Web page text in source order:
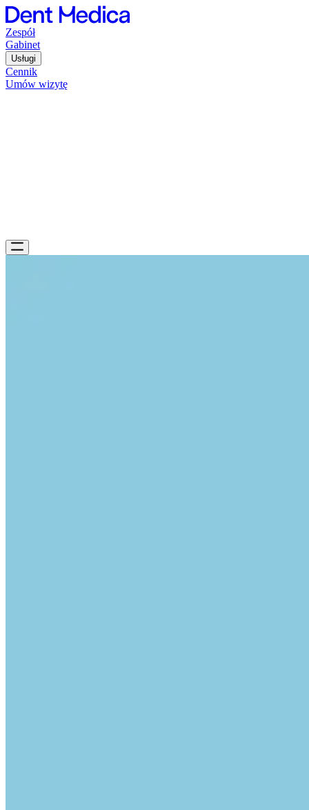
Zespół
Gabinet
Usługi
Cennik
Umów wizytę